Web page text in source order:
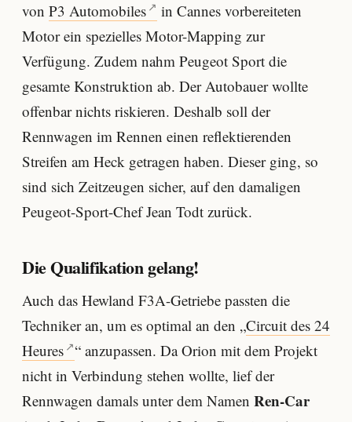
von P3 Automobiles
in Cannes vorbereiteten
Motor ein spezielles Motor-Mapping zur
Verfügung. Zudem nahm Peugeot Sport die
gesamte Konstruktion ab. Der Autobauer wollte
offenbar nichts riskieren. Deshalb soll der
Rennwagen im Rennen einen reflektierenden
Streifen am Heck getragen haben. Dieser ging, so
sind sich Zeitzeugen sicher, auf den damaligen
Peugeot-Sport-Chef Jean Todt zurück.
Die Qualifikation gelang!
Auch das Hewland F3A-Getriebe passten die
Techniker an, um es optimal an den „Circuit des 24
Heures “ anzupassen. Da Orion mit dem Projekt
nicht in Verbindung stehen wollte, lief der
Rennwagen damals unter dem Namen Ren-Car